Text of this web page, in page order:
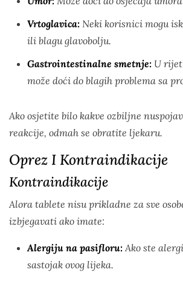
Vrtoglavica: Neki korisnici mogu
ili blagu glavobolju.
Gastrointestinalne smetnje: U
može doći do blagih problema sa
Ako osjetite bilo kakve ozbiljne
reakcije, odmah se obratite ljekaru.
Oprez I Kontraindikacije
Kontraindikacije
Alora tablete nisu prikladne za sve
izbjegavati ako imate:
Alergiju na pasifloru: Ako ste
sastojak ovog lijeka.